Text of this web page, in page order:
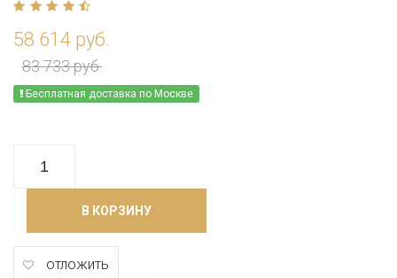
58 614 руб.
83 733 руб.
Бесплатная доставка по Москве
В КОРЗИНУ
отложить